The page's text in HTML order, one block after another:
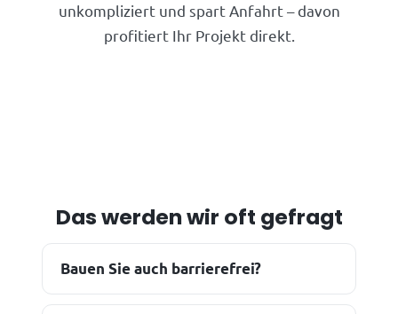
unkompliziert und spart Anfahrt – davon
profitiert Ihr Projekt direkt.
Das werden wir oft gefragt
Bauen Sie auch barrierefrei?